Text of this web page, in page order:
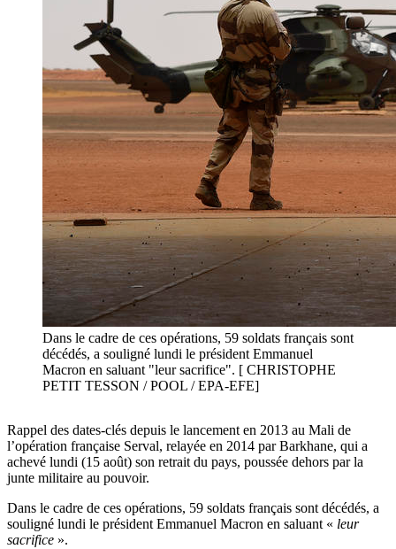
Dans le cadre de ces opérations, 59 soldats français sont
décédés, a souligné lundi le président Emmanuel
Macron en saluant "leur sacrifice". [ CHRISTOPHE
PETIT TESSON / POOL / EPA-EFE]
Rappel des dates-clés depuis le lancement en 2013 au Mali de
l’opération française Serval, relayée en 2014 par Barkhane, qui a
achevé lundi (15 août) son retrait du pays, poussée dehors par la
junte militaire au pouvoir.
Dans le cadre de ces opérations, 59 soldats français sont décédés, a
souligné lundi le président Emmanuel Macron en saluant « leur
sacrifice ».